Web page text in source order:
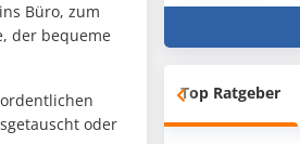
Büro, zum
der bequeme
ordentlichen
oder
Top Ratgeber